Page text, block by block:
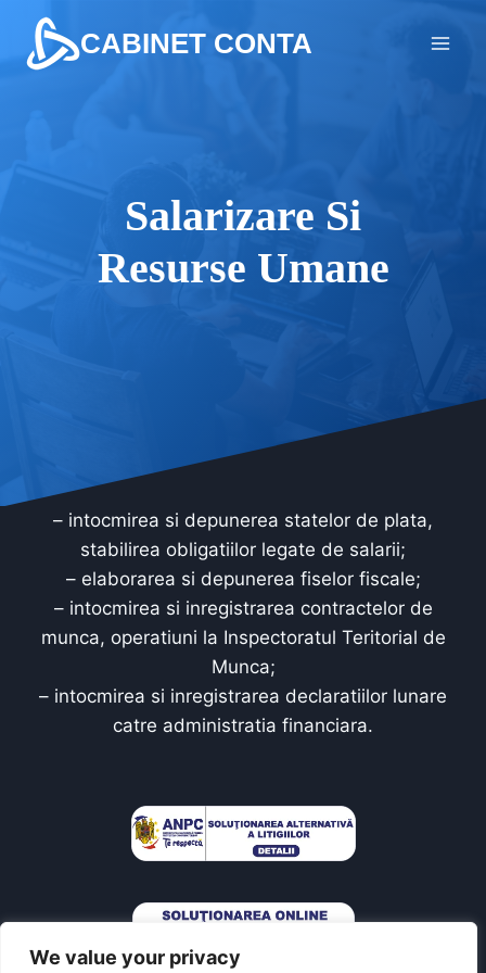
We value your privacy
content
CABINET CONTA
Salarizare Si
Resurse Umane
– intocmirea si depunerea statelor de plata,
stabilirea obligatiilor legate de salarii;
– elaborarea si depunerea fiselor fiscale;
– intocmirea si inregistrarea contractelor de
munca, operatiuni la Inspectoratul Teritorial de
Munca;
– intocmirea si inregistrarea declaratiilor lunare
catre administratia financiara.